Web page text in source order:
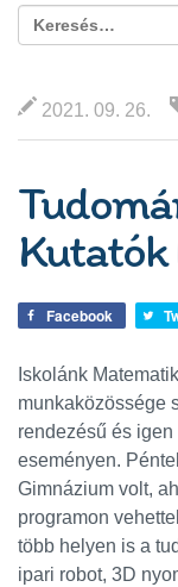
2021. 09. 26.
Kutatók
Facebook
Iskolánk
munkaközössége
rendezésű és
eseményen.
Gimnázium volt,
programon
több helyen is a
ipari robot, 3D